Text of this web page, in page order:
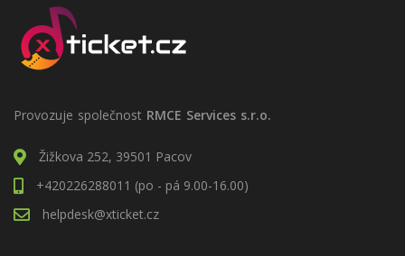
Provozuje společnost RMCE Services s.r.o.
Žižkova 252, 39501 Pacov
+420226288011 (po - pá 9.00-16.00)
helpdesk@xticket.cz